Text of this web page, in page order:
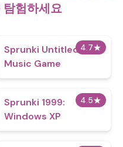
험하세요
4.7★
Sprunki Untitled
Music Game
4.5★
Sprunki 1999:
Windows XP